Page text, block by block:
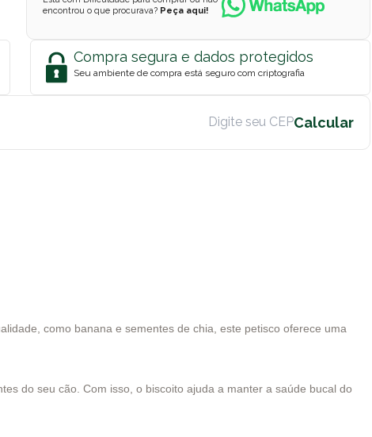
encontrou o que procurava? Peça aqui!
Compra segura e dados protegidos
Seu ambiente de compra está seguro com criptografia
como banana e sementes de chia, este petisco oferece uma
do seu cão. Com isso, o biscoito ajuda a manter a saúde bucal do